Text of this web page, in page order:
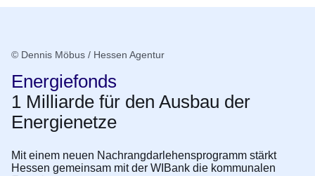
© Dennis Möbus / Hessen Agentur
Energiefonds
1 Milliarde für den Ausbau der
Energienetze
Mit einem neuen Nachrangdarlehensprogramm stärkt
Hessen gemeinsam mit der WIBank die kommunalen